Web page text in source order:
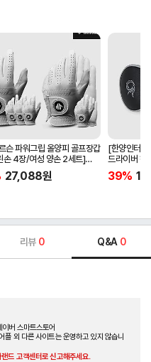
슨 파워그립 올양피 골프장갑
손 4장/여성 양손 2세트]
][케이스포함]
27,088원
[한양인터
드라이버 헤
[HD-302]
39%
리뷰 0 Q&A 0
버 스마트스토어
외 다른 사이트는 운영하고 있지 않습니
랜드 고객센터로 신고해주세요.